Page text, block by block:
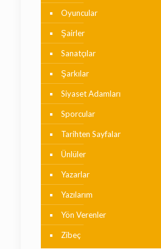
Oyuncular
Şairler
Sanatçılar
Şarkılar
Siyaset Adamları
Sporcular
Tarihten Sayfalar
Ünlüler
Yazarlar
Yazılarım
Yön Verenler
Zibeç